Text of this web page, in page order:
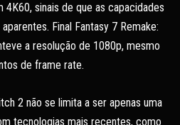
sinais de que as capacidades
Final Fantasy 7 Remake:
a resolução de 1080p, mesmo
de frame rate.
2 não se limita a ser apenas uma
tecnologias mais recentes, como